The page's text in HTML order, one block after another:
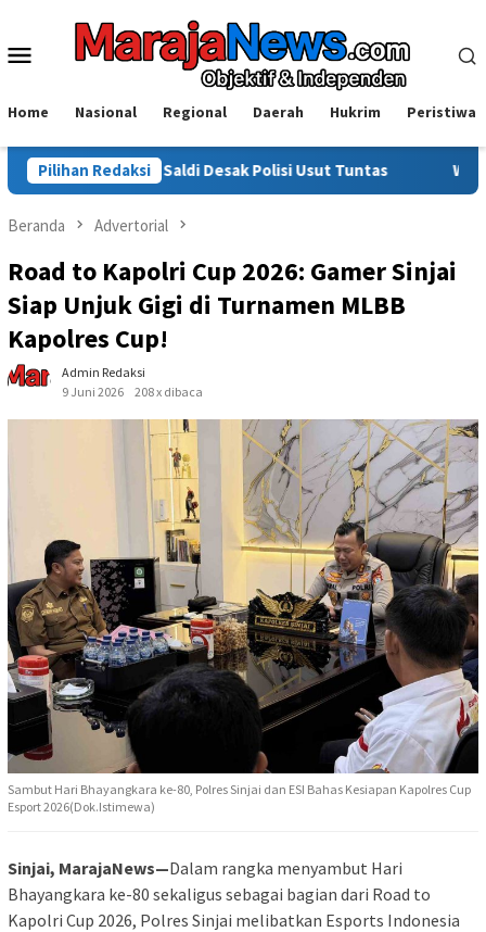
konten
Menu
Home Nasional Regional Daerah Hukrim Peristiwa
Pilihan Redaksi
Saldi Desak Polisi Usut Tuntas Warga Sinjai Tewas
Beranda Advertorial
Road to Kapolri Cup 2026: Gamer Sinjai
Siap Unjuk Gigi di Turnamen MLBB
Kapolres Cup!
Admin Redaksi
9 Juni 2026
208 x dibaca
Sambut Hari Bhayangkara ke-80, Polres Sinjai dan ESI Bahas Kesiapan Kapolres Cup
Esport 2026(Dok.Istimewa)
Sinjai, MarajaNews—Dalam rangka menyambut Hari
Bhayangkara ke-80 sekaligus sebagai bagian dari Road to
Kapolri Cup 2026, Polres Sinjai melibatkan Esports Indonesia